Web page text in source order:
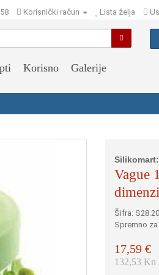
Korisnički račun Lista želja
Korisno Galerije
Silikomart:
Vague
Šifra:
Spremno
17,59 €
132,53 Kn